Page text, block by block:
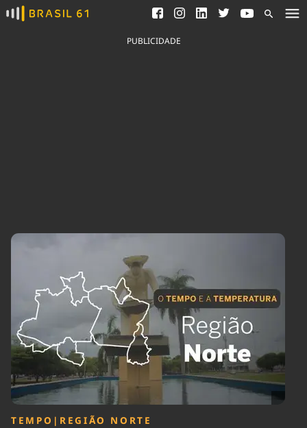
Ver todas as notícias
Saneamento
Indicadores
Brasil Mineral
Ciência &
Tecnologia
Cinema
Comportamento
Cultura
Economia
Educação
Infraestrutura
Internacional
Política
Saúde
Tempo
PUBLICIDADE
TEMPO | REGIÃO NORTE